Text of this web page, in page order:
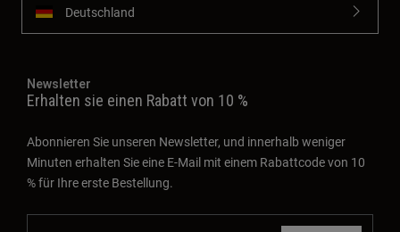
Deutschland
Newsletter
Erhalten sie einen Rabatt von 10 %
Abonnieren Sie unseren Newsletter, und innerhalb weniger
Minuten erhalten Sie eine E-Mail mit einem Rabattcode von 10
% für Ihre erste Bestellung.